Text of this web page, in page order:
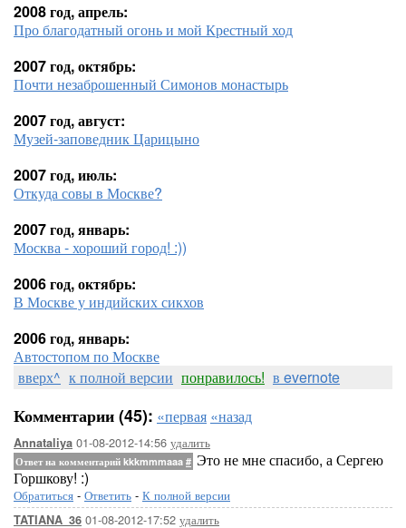
2008 год, апрель:
Про благодатный огонь и мой Крестный ход
2007 год, октябрь:
Почти незаброшенный Симонов монастырь
2007 год, август:
Музей-заповедник Царицыно
2007 год, июль:
Откуда совы в Москве?
2007 год, январь:
Москва - хороший город! :))
2006 год, октябрь:
В Москве у индийских сикхов
2006 год, январь:
Автостопом по Москве
вверх^ к полной версии понравилось! в evernote
Комментарии (45): «первая «назад
Annataliya 01-08-2012-14:56 удалить
Ответ на комментарий kkkmmmaaa # Это не мне спасибо, а Сергею
Горшкову! :)
Обратиться - Ответить - К полной версии
TATIANA_36 01-08-2012-17:52 удалить